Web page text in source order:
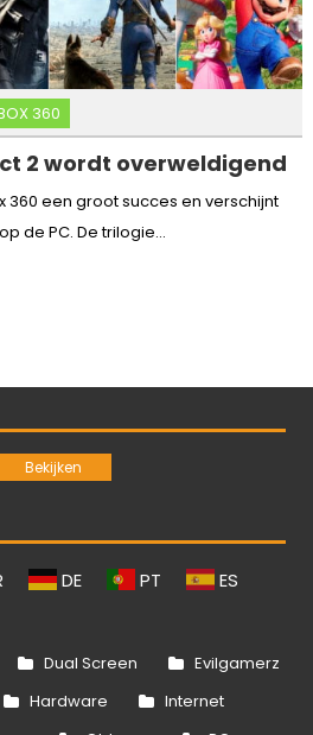
360
2 wordt overweldigend
360 een groot succes en verschijnt
de PC. De trilogie...
DE PT ES
Dual Screen
Evilgamerz
Hardware
Internet